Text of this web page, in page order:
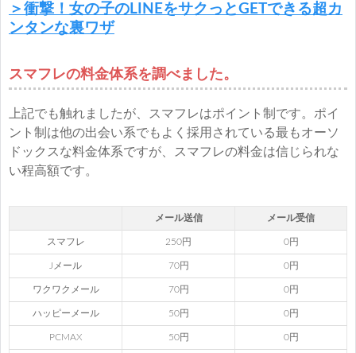
＞衝撃！女の子のLINEをサクっとGETできる超カ
ンタンな裏ワザ
スマフレの料金体系を調べました。
上記でも触れましたが、スマフレはポイント制です。ポイ
ント制は他の出会い系でもよく採用されている最もオーソ
ドックスな料金体系ですが、スマフレの料金は信じられな
い程高額です。
メール送信 メール受信
スマフレ 250円 0円
Jメール 70円 0円
ワクワクメール 70円 0円
ハッピーメール 50円 0円
PCMAX 50円 0円